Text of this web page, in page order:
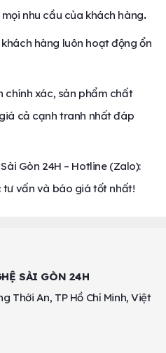
nhu cầu của khách hàng.
hàng luôn hoạt động ổn
chính xác, sản phẩm chất
cả cạnh tranh nhất đáp
Gòn 24H – Hotline (Zalo):
vấn và báo giá tốt nhất!
SÀI GÒN 24H
Thới An, TP Hồ Chí Minh, Việt